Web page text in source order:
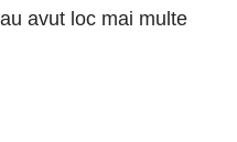
avut loc mai multe